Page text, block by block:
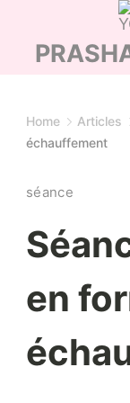
Home Articles
échauffement
séance
en